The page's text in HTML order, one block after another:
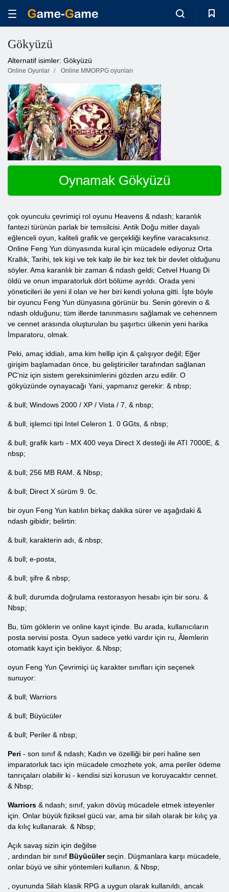
Gökyüzü
Alternatif isimler: Gökyüzü
Online Oyunlar Online MMORPG oyunları
Oynamak Gökyüzü
çok oyunculu çevrimiçi rol oyunu Heavens & ndash; karanlık
fantezi türünün parlak bir temsilcisi. Antik Doğu mitler dayalı
eğlenceli oyun, kaliteli grafik ve gerçekliği keyfine varacaksınız.
Online Feng Yun dünyasında kural için mücadele ediyoruz Orta
Krallık, Tarihi, tek kişi ve tek kalp ile bir kez tek bir devlet olduğunu
söyler. Ama karanlık bir zaman & ndash geldi; Cetvel Huang Di
öldü ve onun imparatorluk dört bölüme ayrıldı. Orada yeni
yöneticileri ile yeni il olan ve her biri kendi yoluna gitti. İşte böyle
bir oyuncu Feng Yun dünyasına görünür bu. Senin görevin o &
ndash olduğunu; tüm illerde tanınmasını sağlamak ve cehennem
ve cennet arasında oluşturulan bu şaşırtıcı ülkenin yeni harika
İmparatoru, olmak.
Peki, amaç iddialı, ama kim hellip için & çalışıyor değil; Eğer
girişim başlamadan önce, bu geliştiriciler tarafından sağlanan
PC'niz için sistem gereksinimlerini gözden arzu edilir. O
gökyüzünde oynayacağı Yani, yapmanız gerekir: & nbsp;
& bull; Windows 2000 / XP / Vista / 7, & nbsp;
& bull; işlemci tipi Intel Celeron 1. 0 GGts, & nbsp;
& bull; grafik kartı - MX 400 veya Direct X desteği ile ATI 7000E, &
nbsp;
& bull; 256 MB RAM. & Nbsp;
& bull; Direct X sürüm 9. 0c.
bir oyun Feng Yun katılın birkaç dakika sürer ve aşağıdaki &
ndash gibidir; belirtin:
& bull; karakterin adı, & nbsp;
& bull; e-posta,
& bull; şifre & nbsp;
& bull; durumda doğrulama restorasyon hesabı için bir soru. &
Nbsp;
Bu, tüm göklerin ve online kayıt içinde. Bu arada, kullanıcıların
posta servisi posta. Oyun sadece yetki vardır için ru, Âlemlerin
otomatik kayıt için bekliyor. & Nbsp;
oyun Feng Yun Çevrimiçi üç karakter sınıfları için seçenek
sunuyor:
& bull; Warriors
& bull; Büyücüler
& bull; Periler & nbsp;
Peri - son sınıf & ndash; Kadın ve özelliği bir peri haline sen
imparatorluk tacı için mücadele cmozhete yok, ama periler ödeme
tanrıçaları olabilir ki - kendisi sizi korusun ve koruyacaktır cennet.
& Nbsp;
Warriors & ndash; sınıf, yakın dövüş mücadele etmek isteyenler
için. Onlar büyük fiziksel gücü var, ama bir silah olarak bir kılıç ya
da kılıç kullanarak. & Nbsp;
Açık savaş sizin için değilse
, ardından bir sınıf Büyücülerseçin. Düşmanlara karşı mücadele,
onlar büyü ve sihir yöntemleri kullanın. & Nbsp;
, oyununda Silah klasik RPG a uygun olarak kullanıldı, ancak